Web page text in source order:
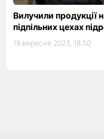
Вилучили продукції
підпільних цехах
19 вересня 2023, 18:50